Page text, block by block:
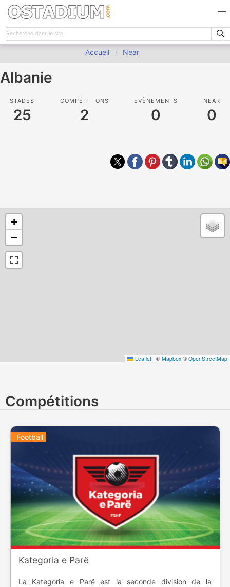
Accueil Near
Albanie
STADES
25
COMPÉTITIONS
2
EVÈNEMENTS
0
NEAR
0
+
−
Leaflet | © Mapbox © OpenStreetMap
Compétitions
Football
Kategoria e Parë
La Kategoria e Parë est la seconde division de la